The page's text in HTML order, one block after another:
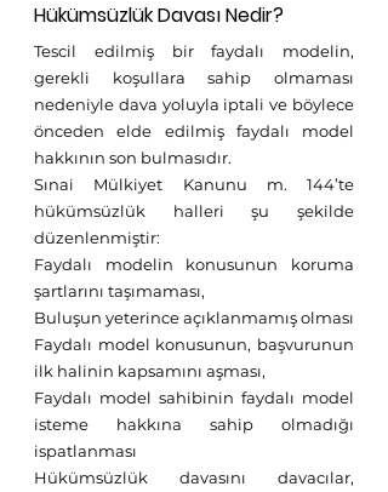
Hükümsüzlük Davası Nedir?
Tescil edilmiş bir faydalı modelin,
gerekli koşullara sahip olmaması
nedeniyle dava yoluyla iptali ve böylece
önceden elde edilmiş faydalı model
hakkının son bulmasıdır.
Sınai Mülkiyet Kanunu m. 144’te
hükümsüzlük halleri şu şekilde
düzenlenmiştir:
Faydalı modelin konusunun koruma
şartlarını taşımaması,
Faydalı model konusunun, başvurunun
ilk halinin kapsamını aşması,
Faydalı model sahibinin faydalı model
isteme hakkına sahip olmadığı
ispatlanması
Hükümsüzlük davasını davacılar,